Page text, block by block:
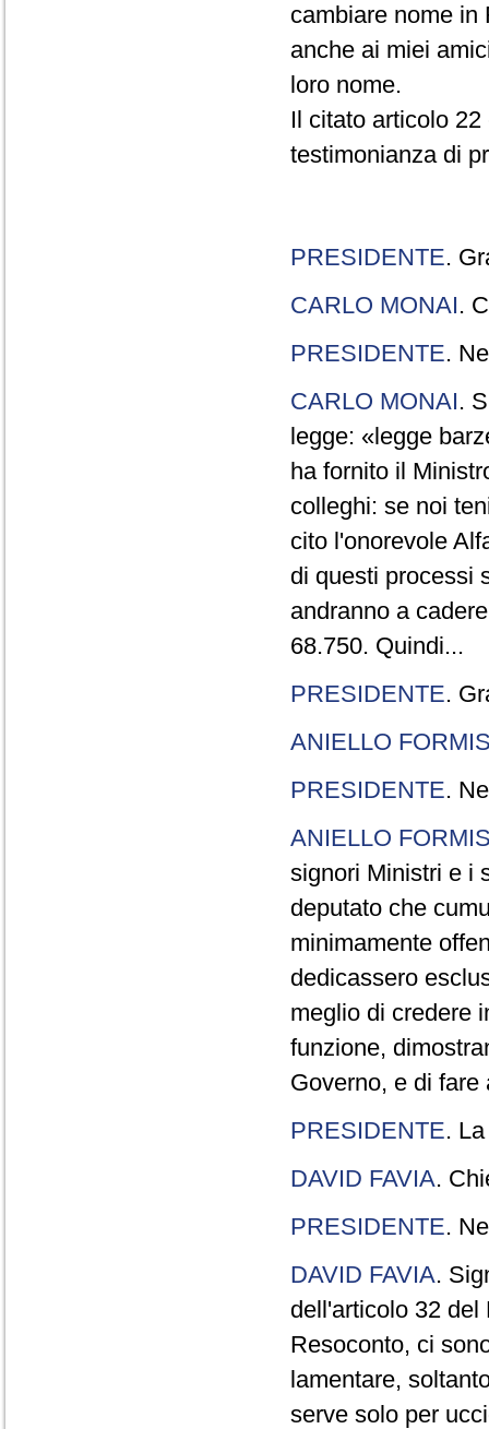
cambiare nome in
anche ai miei
loro nome.
Il citato articolo
testimonianza di
PRESIDENTE.
CARLO MONAI.
PRESIDENTE.
CARLO MONAI.
legge: «legge
ha fornito il
colleghi: se noi
cito l'onorevole
di questi processi
andranno a
68.750. Quindi...
PRESIDENTE.
ANIELLO
PRESIDENTE.
ANIELLO
signori Ministri e i
deputato che
minimamente
dedicassero
meglio di credere
funzione,
Governo, e di
PRESIDENTE.
DAVID FAVIA.
PRESIDENTE.
DAVID FAVIA.
dell'articolo 32 del
Resoconto, ci
lamentare,
serve solo per